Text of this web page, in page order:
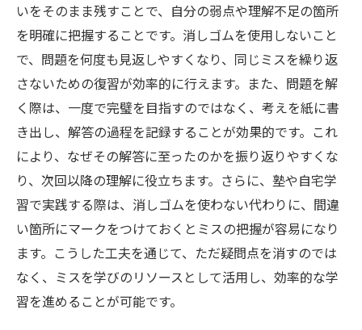
いをそのまま残すことで、自分の弱点や理解不足の箇所
を明確に把握することです。消しゴムを使用しないこと
で、問題を何度も見返しやすくなり、同じミスを繰り返
さないための復習が効率的に行えます。また、問題を解
く際は、一度で完璧を目指すのではなく、考えを紙に書
き出し、解答の過程を記録することが効果的です。これ
により、なぜその解答に至ったのかを振り返りやすくな
り、次回以降の理解に役立ちます。さらに、塾や自宅学
習で実践する際は、消しゴムを使わない代わりに、間違
い箇所にマークをつけておくとミスの把握が容易になり
ます。こうした工夫を通じて、ただ疑問点を消すのでは
なく、ミスを学びのリソースとして活用し、効率的な学
習を進めることが可能です。